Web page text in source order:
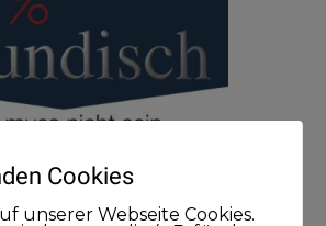
Cookies
unserer Webseite Cookies.